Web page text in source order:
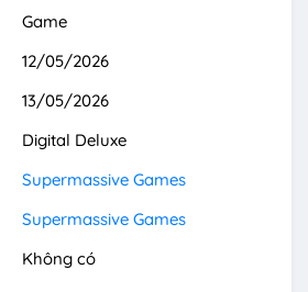
Game
12/05/2026
13/05/2026
Digital Deluxe
Supermassive Games
Supermassive Games
Không có